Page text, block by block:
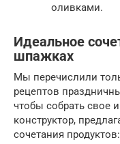
оливками.
Идеальное
шпажках
Мы перечислили
рецептов
чтобы собрать свое
конструктор,
сочетания продуктов: